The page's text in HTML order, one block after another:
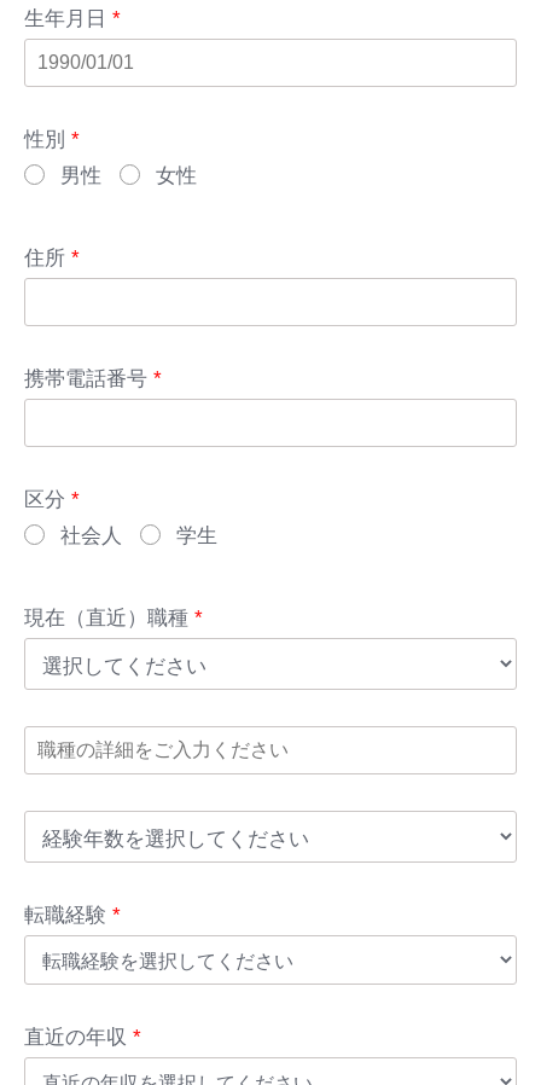
生年月日 *
性別 *
男性
女性
住所 *
携帯電話番号 *
区分 *
社会人
学生
現在（直近）職種 *
転職経験 *
直近の年収 *